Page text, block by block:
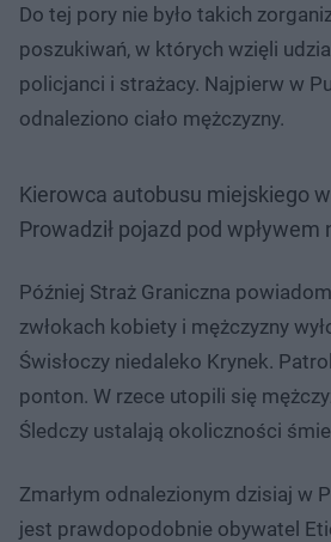
Do tej pory nie było takich
poszukiwań, w których wzięli
policjanci i strażacy. Najpierw w
odnaleziono ciało mężczyzny.
Kierowca autobusu miejskiego
Prowadził pojazd pod wpływem
Później Straż Graniczna
zwłokach kobiety i mężczyzny
Świsłoczy niedaleko Krynek.
ponton. W rzece utopili się
Śledczy ustalają okoliczności
Zmarłym odnalezionym dzisiaj w
jest prawdopodobnie obywatel